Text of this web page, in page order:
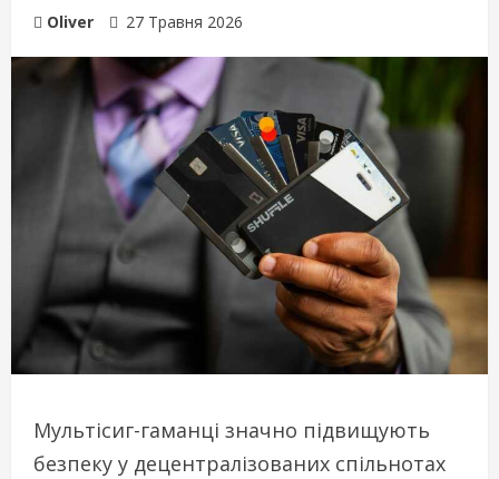
Oliver 27 Травня 2026
Мультісиг-гаманці значно підвищують
безпеку у децентралізованих спільнотах